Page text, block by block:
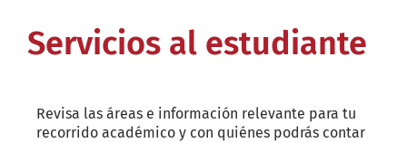
Servicios al estudiante
Revisa las áreas e información relevante para tu
recorrido académico y con quiénes podrás contar